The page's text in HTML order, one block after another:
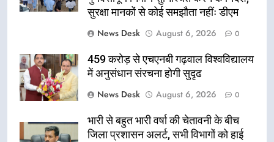
सुरक्षा मानकों से कोई समझौता नहींः डीएम
News Desk
August 6, 2026 0
459 करोड़ से एचएनबी गढ़वाल विश्वविद्यालय
में अनुसंधान संरचना होगी सुदृढ
News Desk
August 6, 2026 0
भारी से बहुत भारी वर्षा की चेतावनी के बीच
जिला प्रशासन अलर्ट, सभी विभागों को हाई